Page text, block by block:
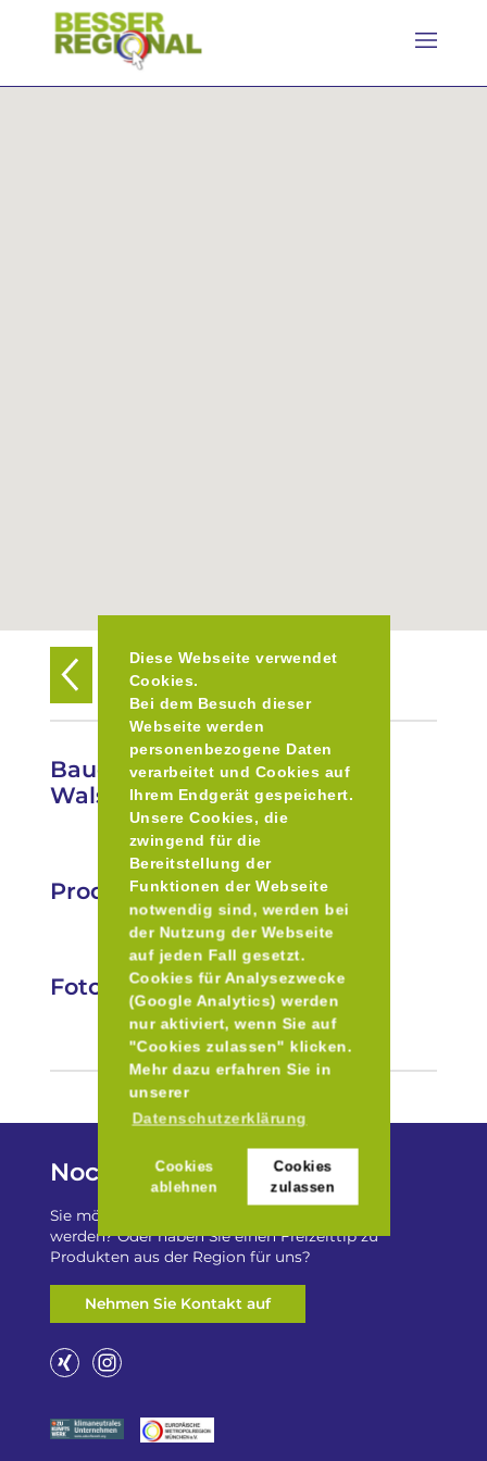
Diese Webseite verwendet
Cookies.
Bei dem Besuch dieser
Webseite werden
personenbezogene Daten
verarbeitet und Cookies auf
Ihrem Endgerät gespeichert.
Unsere Cookies, die
zwingend für die
Bereitstellung der
Funktionen der Webseite
notwendig sind, werden bei
der Nutzung der Webseite
auf jeden Fall gesetzt.
Cookies für Analysezwecke
(Google Analytics) werden
nur aktiviert, wenn Sie auf
"Cookies zulassen" klicken.
Mehr dazu erfahren Sie in
unserer
Datenschutzerklärung
Cookies
ablehnen
Cookies
zulassen
Zurück zur Übersicht
Bauernhof Giesenau Familie
Walser
Produkte
Fotos
Noch Fragen?
Sie möchten auf „Besser Regional“ gelistet
werden? Oder haben Sie einen Freizeittip zu
Produkten aus der Region für uns?
Nehmen Sie Kontakt auf